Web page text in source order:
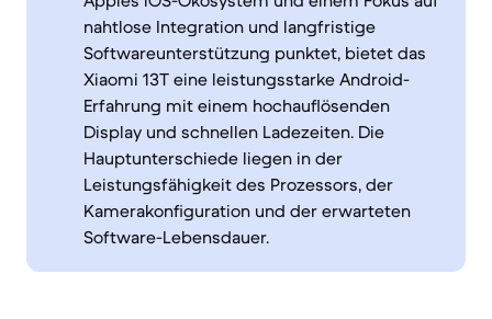
nahtlose Integration und langfristige
Softwareunterstützung punktet, bietet das
Xiaomi 13T eine leistungsstarke Android-
Erfahrung mit einem hochauflösenden
Display und schnellen Ladezeiten. Die
Hauptunterschiede liegen in der
Leistungsfähigkeit des Prozessors, der
Kamerakonfiguration und der erwarteten
Software-Lebensdauer.